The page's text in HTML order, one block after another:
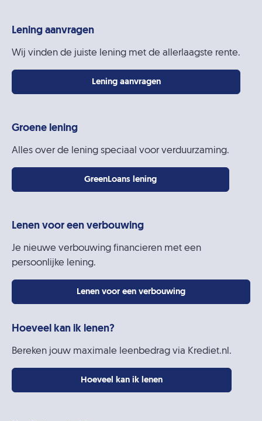
Lening aanvragen
Wij vinden de juiste lening met de allerlaagste rente.
Lening aanvragen
Groene lening
Alles over de lening speciaal voor verduurzaming.
GreenLoans lening
Lenen voor een verbouwing
Je nieuwe verbouwing financieren met een
persoonlijke lening.
Lenen voor een verbouwing
Hoeveel kan ik lenen?
Bereken jouw maximale leenbedrag via Krediet.nl.
Hoeveel kan ik lenen